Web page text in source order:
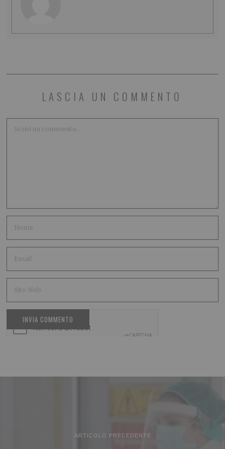
LASCIA UN COMMENTO
ARTICOLO PRECEDENTE